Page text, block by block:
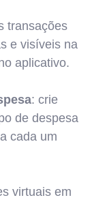
transações
e visíveis na
aplicativo.
: crie
de despesa
cada um
virtuais em